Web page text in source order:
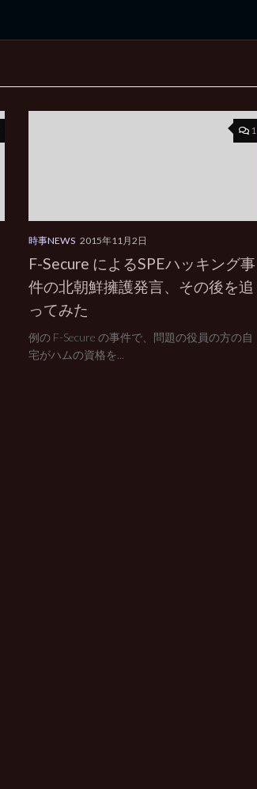
1
時事NEWS 2015年11月2日
F-Secure によるSPEハッキング事
件の北朝鮮擁護発言、その後を追
ってみた
例の F-Secure の事件で、問題の役員の方の自
宅がハムの資格を...